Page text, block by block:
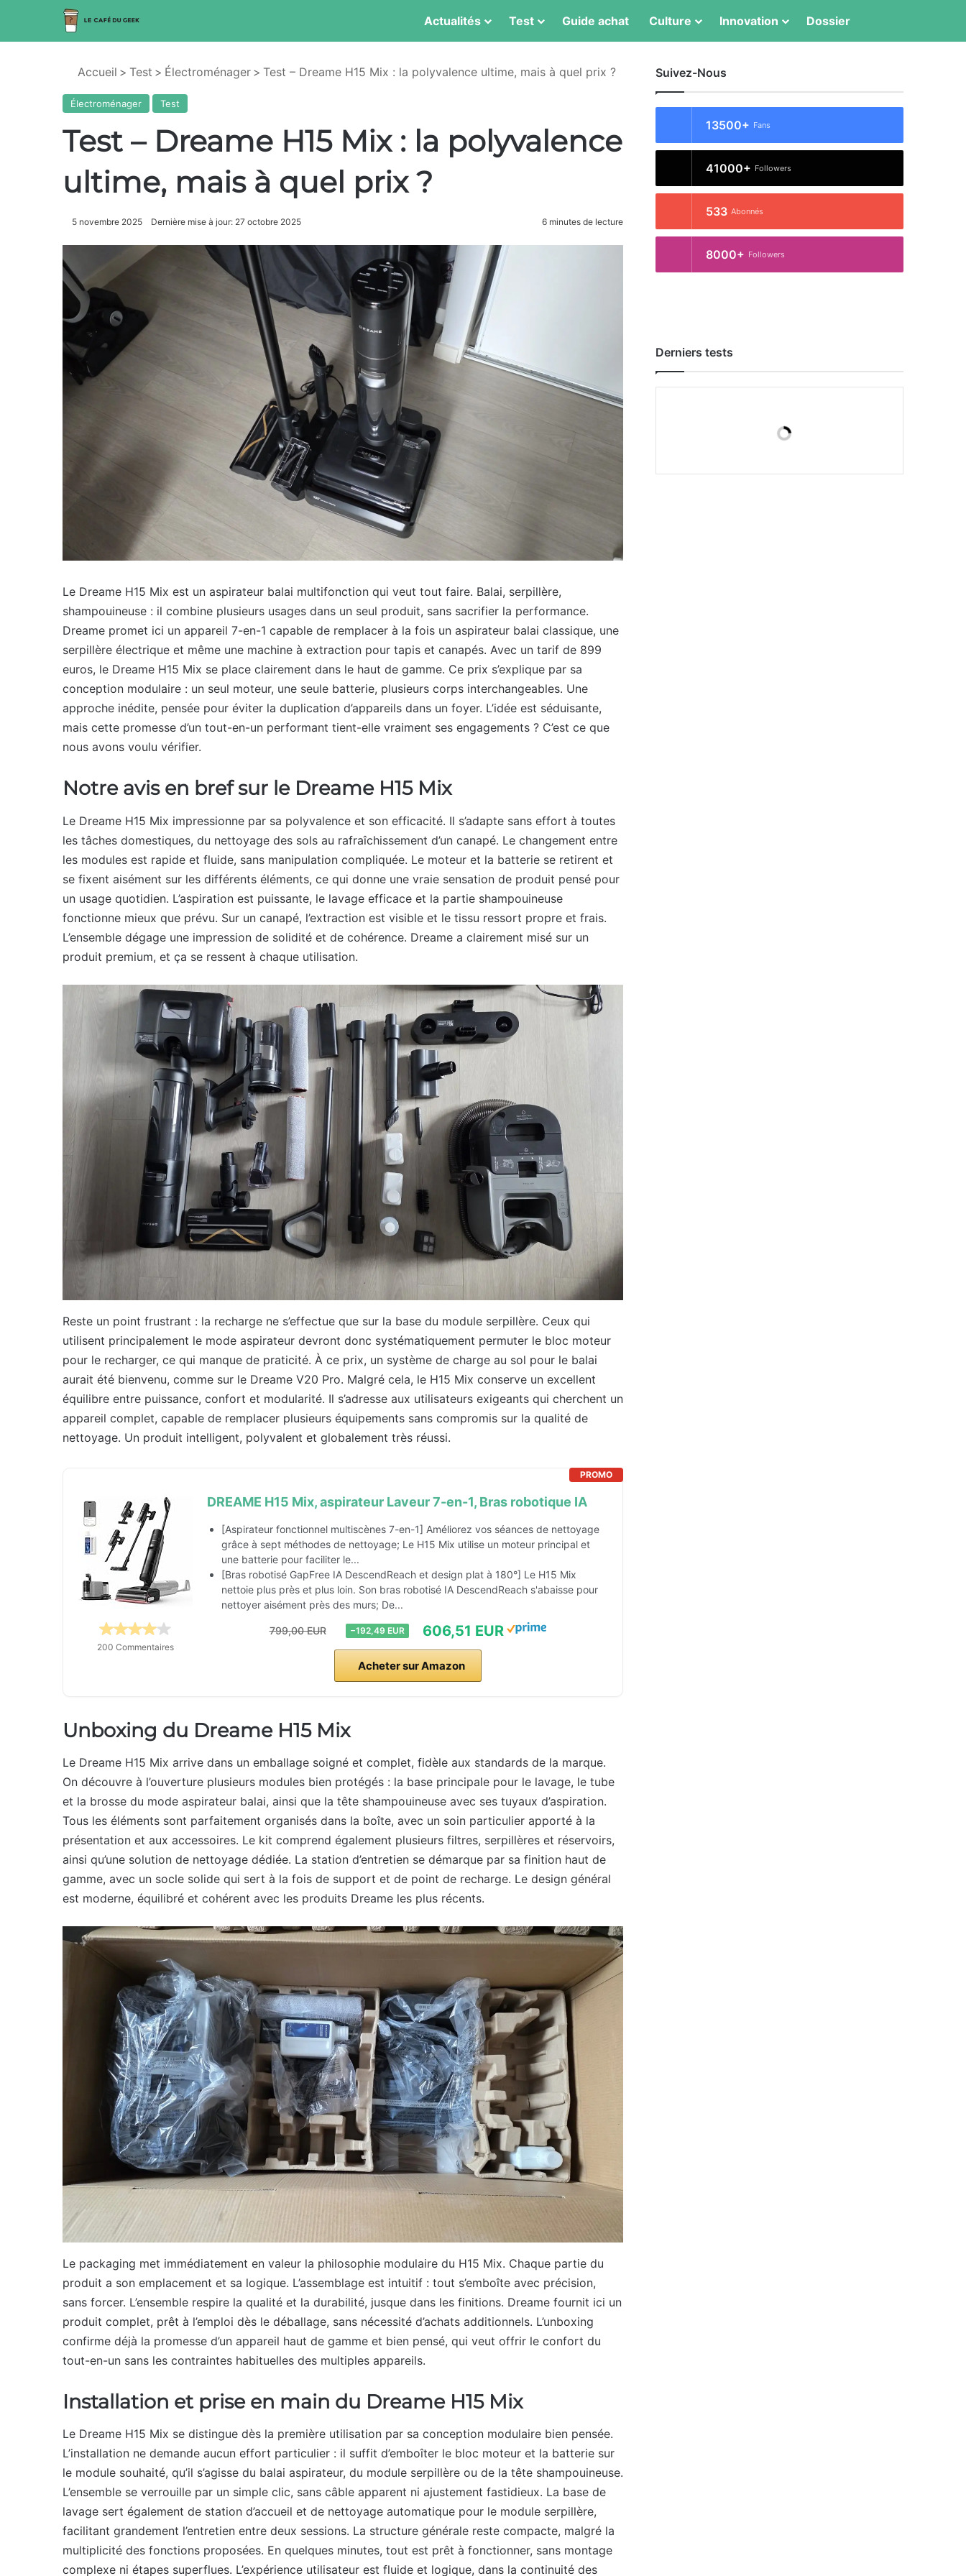
Actualités Test Guide achat Culture Innovation Dossier
Accueil > Test > Électroménager > Test – Dreame H15 Mix : la polyvalence ultime, mais à quel prix ?
Électroménager Test
Test – Dreame H15 Mix : la polyvalence
ultime, mais à quel prix ?
5 novembre 2025 Dernière mise à jour: 27 octobre 2025 6 minutes de lecture
Le Dreame H15 Mix est un aspirateur balai multifonction qui veut tout faire. Balai, serpillère,
shampouineuse : il combine plusieurs usages dans un seul produit, sans sacrifier la performance.
Dreame promet ici un appareil 7-en-1 capable de remplacer à la fois un aspirateur balai classique, une
serpillère électrique et même une machine à extraction pour tapis et canapés. Avec un tarif de 899
euros, le Dreame H15 Mix se place clairement dans le haut de gamme. Ce prix s’explique par sa
conception modulaire : un seul moteur, une seule batterie, plusieurs corps interchangeables. Une
approche inédite, pensée pour éviter la duplication d’appareils dans un foyer. L’idée est séduisante,
mais cette promesse d’un tout-en-un performant tient-elle vraiment ses engagements ? C’est ce que
nous avons voulu vérifier.
Notre avis en bref sur le Dreame H15 Mix
Le Dreame H15 Mix impressionne par sa polyvalence et son efficacité. Il s’adapte sans effort à toutes
les tâches domestiques, du nettoyage des sols au rafraîchissement d’un canapé. Le changement entre
les modules est rapide et fluide, sans manipulation compliquée. Le moteur et la batterie se retirent et
se fixent aisément sur les différents éléments, ce qui donne une vraie sensation de produit pensé pour
un usage quotidien. L’aspiration est puissante, le lavage efficace et la partie shampouineuse
fonctionne mieux que prévu. Sur un canapé, l’extraction est visible et le tissu ressort propre et frais.
L’ensemble dégage une impression de solidité et de cohérence. Dreame a clairement misé sur un
produit premium, et ça se ressent à chaque utilisation.
Reste un point frustrant : la recharge ne s’effectue que sur la base du module serpillère. Ceux qui
utilisent principalement le mode aspirateur devront donc systématiquement permuter le bloc moteur
pour le recharger, ce qui manque de praticité. À ce prix, un système de charge au sol pour le balai
aurait été bienvenu, comme sur le Dreame V20 Pro. Malgré cela, le H15 Mix conserve un excellent
équilibre entre puissance, confort et modularité. Il s’adresse aux utilisateurs exigeants qui cherchent un
appareil complet, capable de remplacer plusieurs équipements sans compromis sur la qualité de
nettoyage. Un produit intelligent, polyvalent et globalement très réussi.
PROMO
200 Commentaires
DREAME H15 Mix, aspirateur Laveur 7-en-1, Bras robotique IA
[Aspirateur fonctionnel multiscènes 7-en-1] Améliorez vos séances de nettoyage
grâce à sept méthodes de nettoyage; Le H15 Mix utilise un moteur principal et
une batterie pour faciliter le...
[Bras robotisé GapFree IA DescendReach et design plat à 180°] Le H15 Mix
nettoie plus près et plus loin. Son bras robotisé IA DescendReach s'abaisse pour
nettoyer aisément près des murs; De...
799,00 EUR −192,49 EUR 606,51 EUR
Acheter sur Amazon
Unboxing du Dreame H15 Mix
Le Dreame H15 Mix arrive dans un emballage soigné et complet, fidèle aux standards de la marque.
On découvre à l’ouverture plusieurs modules bien protégés : la base principale pour le lavage, le tube
et la brosse du mode aspirateur balai, ainsi que la tête shampouineuse avec ses tuyaux d’aspiration.
Tous les éléments sont parfaitement organisés dans la boîte, avec un soin particulier apporté à la
présentation et aux accessoires. Le kit comprend également plusieurs filtres, serpillères et réservoirs,
ainsi qu’une solution de nettoyage dédiée. La station d’entretien se démarque par sa finition haut de
gamme, avec un socle solide qui sert à la fois de support et de point de recharge. Le design général
est moderne, équilibré et cohérent avec les produits Dreame les plus récents.
Le packaging met immédiatement en valeur la philosophie modulaire du H15 Mix. Chaque partie du
produit a son emplacement et sa logique. L’assemblage est intuitif : tout s’emboîte avec précision,
sans forcer. L’ensemble respire la qualité et la durabilité, jusque dans les finitions. Dreame fournit ici un
produit complet, prêt à l’emploi dès le déballage, sans nécessité d’achats additionnels. L’unboxing
confirme déjà la promesse d’un appareil haut de gamme et bien pensé, qui veut offrir le confort du
tout-en-un sans les contraintes habituelles des multiples appareils.
Installation et prise en main du Dreame H15 Mix
Le Dreame H15 Mix se distingue dès la première utilisation par sa conception modulaire bien pensée.
L’installation ne demande aucun effort particulier : il suffit d’emboîter le bloc moteur et la batterie sur
le module souhaité, qu’il s’agisse du balai aspirateur, du module serpillère ou de la tête shampouineuse.
L’ensemble se verrouille par un simple clic, sans câble apparent ni ajustement fastidieux. La base de
lavage sert également de station d’accueil et de nettoyage automatique pour le module serpillère,
facilitant grandement l’entretien entre deux sessions. La structure générale reste compacte, malgré la
multiplicité des fonctions proposées. En quelques minutes, tout est prêt à fonctionner, sans montage
complexe ni étapes superflues. L’expérience utilisateur est fluide et logique, dans la continuité des
Suivez-Nous
13500+ Fans
41000+ Followers
533 Abonnés
8000+ Followers
Derniers tests